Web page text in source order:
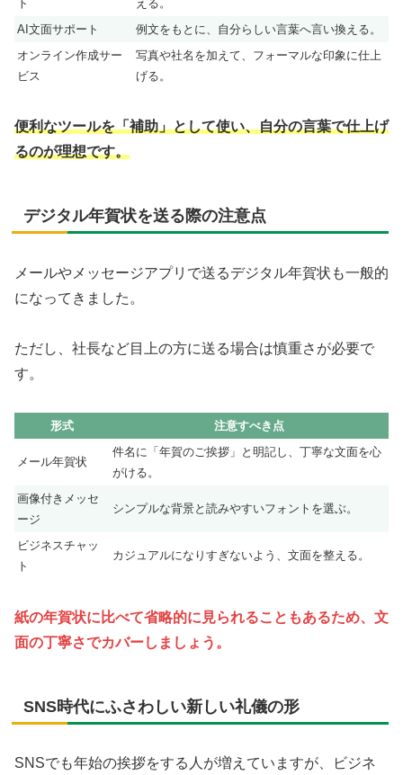
ト
える。
AI文面サポート
例文をもとに、自分らしい言葉へ言い換える。
オンライン作成サー
ビス
写真や社名を加えて、フォーマルな印象に仕上
げる。
便利なツールを「補助」として使い、自分の言葉で仕上げ
るのが理想です。
デジタル年賀状を送る際の注意点
メールやメッセージアプリで送るデジタル年賀状も一般的
になってきました。
ただし、社長など目上の方に送る場合は慎重さが必要で
す。
形式 注意すべき点
メール年賀状
件名に「年賀のご挨拶」と明記し、丁寧な文面を心
がける。
画像付きメッセ
ージ
シンプルな背景と読みやすいフォントを選ぶ。
ビジネスチャッ
ト
カジュアルになりすぎないよう、文面を整える。
紙の年賀状に比べて省略的に見られることもあるため、文
面の丁寧さでカバーしましょう。
SNS時代にふさわしい新しい礼儀の形
SNSでも年始の挨拶をする人が増えていますが、ビジネ